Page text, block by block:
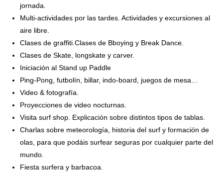
jornada.
Multi-actividades por las tardes. Actividades y excursiones al
aire libre.
Clases de graffiti.Clases de Bboying y Break Dance.
Clases de Skate, longskate y carver.
Iniciación al Stand up Paddle
Ping-Pong, futbolín, billar, indo-board, juegos de mesa…
Video & fotografía.
Proyecciones de video nocturnas.
Visita surf shop. Explicación sobre distintos tipos de tablas.
Charlas sobre meteorología, historia del surf y formación de
olas, para que podáis surfear seguras por cualquier parte del
mundo.
Fiesta surfera y barbacoa.